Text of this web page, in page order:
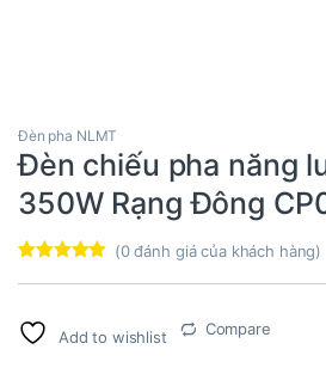
Đèn pha NLMT
Đèn chiếu pha năng
350W Rạng Đông
(0đánh giá của khách hàng)
Add to wishlist Compare